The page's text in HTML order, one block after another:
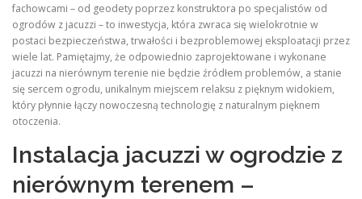
fachowcami – od geodety poprzez konstruktora po specjalistów od
ogrodów z jacuzzi – to inwestycja, która zwraca się wielokrotnie w
postaci bezpieczeństwa, trwałości i bezproblemowej eksploatacji przez
wiele lat. Pamiętajmy, że odpowiednio zaprojektowane i wykonane
jacuzzi na nierównym terenie nie będzie źródłem problemów, a stanie
się sercem ogrodu, unikalnym miejscem relaksu z pięknym widokiem,
który płynnie łączy nowoczesną technologię z naturalnym pięknem
otoczenia.
Instalacja jacuzzi w ogrodzie z
nierównym terenem –